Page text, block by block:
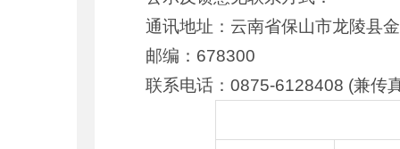
通讯地址：云南省保山市龙陵县
邮编：678300
联系电话：0875-6128408 (兼传